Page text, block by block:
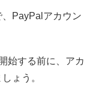
PayPalアカウン
始する前に、アカ
ょう。